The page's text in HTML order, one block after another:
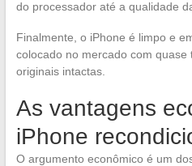
do processador até a qualidade
Finalmente, o iPhone é limpo e
colocado no mercado com
originais intactas.
As vantagens
iPhone
O argumento econômico é um